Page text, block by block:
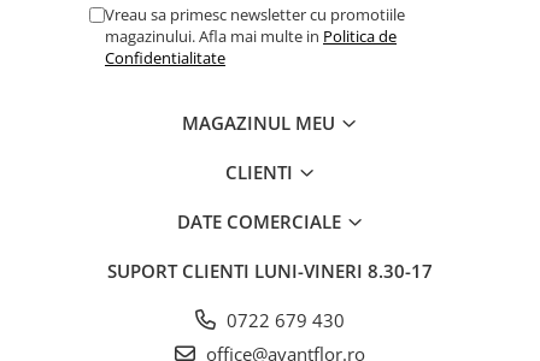
Vreau sa primesc newsletter cu promotiile
magazinului. Afla mai multe in Politica de
Confidentialitate
MAGAZINUL MEU
CLIENTI
DATE COMERCIALE
SUPORT CLIENTI LUNI-VINERI 8.30-17
0722 679 430
office@avantflor.ro